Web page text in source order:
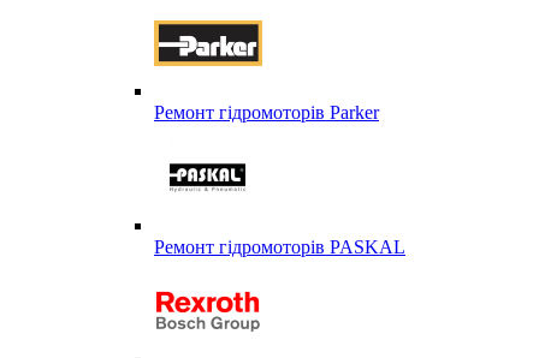
Ремонт гідромоторів Parker
Ремонт гідромоторів PASKAL